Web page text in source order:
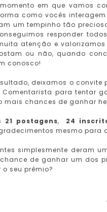
em que vamos
como vocês
um tempinho tão
responder
atenção e valorizamos
ou não, quando
conosco!
deixamos o
Comentarista para tentar
mais chances de ganhar
21 postagens, 24
mesmo
simplesmente deram
de ganhar um dos
o seu prêmio?